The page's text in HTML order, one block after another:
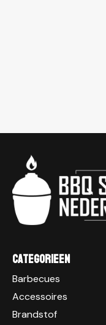
Categorieen
Barbecues
Accessoires
Brandstof